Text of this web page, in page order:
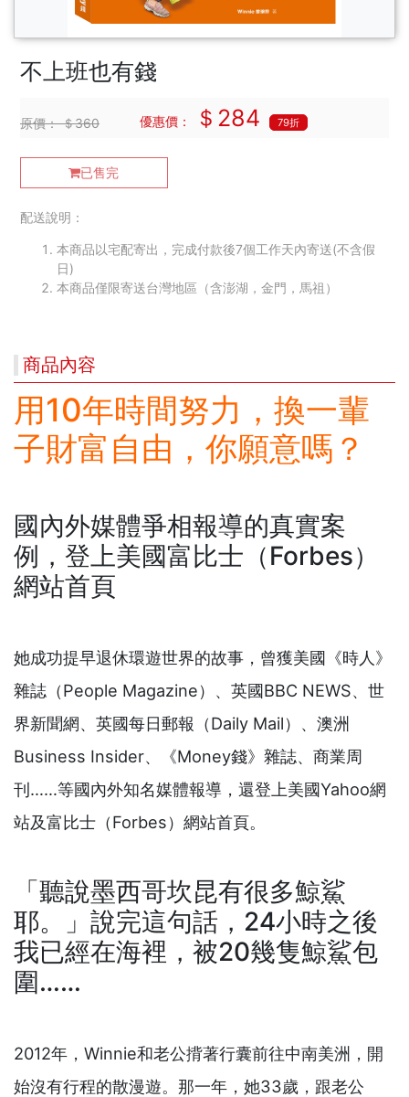
不上班也有錢
原價：＄360 優惠價： ＄284 79折
已售完
配送說明：
本商品以宅配寄出，完成付款後7個工作天內寄送(不含假
日)
本商品僅限寄送台灣地區（含澎湖，金門，馬祖）
商品內容
用10年時間努力，換一輩
子財富自由，你願意嗎？
國內外媒體爭相報導的真實案
例，登上美國富比士（Forbes）
網站首頁
她成功提早退休環遊世界的故事，曾獲美國《時人》
雜誌（People Magazine）、英國BBC NEWS、世
界新聞網、英國每日郵報（Daily Mail）、澳洲
Business Insider、《Money錢》雜誌、商業周
刊……等國內外知名媒體報導，還登上美國Yahoo網
站及富比士（Forbes）網站首頁。
「聽說墨西哥坎昆有很多鯨鯊
耶。」說完這句話，24小時之後
我已經在海裡，被20幾隻鯨鯊包
圍……
2012年，Winnie和老公揹著行囊前往中南美洲，開
始沒有行程的散漫遊。那一年，她33歲，跟老公